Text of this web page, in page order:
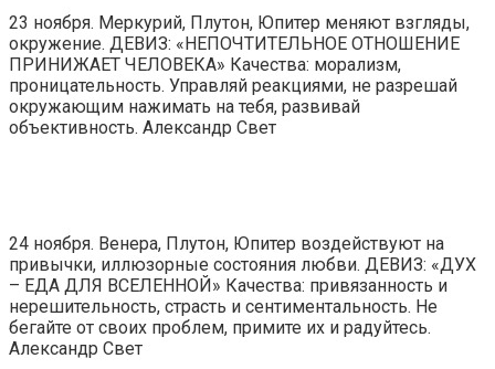
23 ноября. Меркурий, Плутон, Юпитер меняют взгляды,
окружение. ДЕВИЗ: «НЕПОЧТИТЕЛЬНОЕ ОТНОШЕНИЕ
ПРИНИЖАЕТ ЧЕЛОВЕКА» Качества: морализм,
проницательность. Управляй реакциями, не разрешай
окружающим нажимать на тебя, развивай
объективность. Александр Свет
24 ноября. Венера, Плутон, Юпитер воздействуют на
привычки, иллюзорные состояния любви. ДЕВИЗ: «ДУХ
– ЕДА ДЛЯ ВСЕЛЕННОЙ» Качества: привязанность и
нерешительность, страсть и сентиментальность. Не
бегайте от своих проблем, примите их и радуйтесь.
Александр Свет